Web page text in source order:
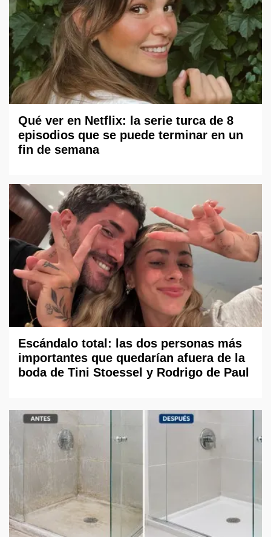
Qué ver en Netflix: la serie turca de 8
episodios que se puede terminar en un
fin de semana
Escándalo total: las dos personas más
importantes que quedarían afuera de la
boda de Tini Stoessel y Rodrigo de Paul